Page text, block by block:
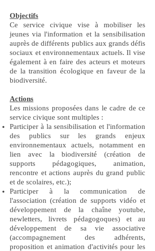
Objectifs
Ce service civique vise à mobiliser les
jeunes via l'information et la sensibilisation
auprès de différents publics aux grands défis
sociaux et environnementaux actuels. Il vise
également à en faire des acteurs et moteurs
de la transition écologique en faveur de la
biodiversité.
Actions
Les missions proposées dans le cadre de ce
service civique sont multiples :
Participer à la sensibilisation et l'information
des publics sur les grands enjeux
environnementaux actuels, notamment en
lien avec la biodiversité (création de
supports pédagogiques, animation,
rencontre et actions auprès du grand public
et de scolaires, etc.);
Participer à la communication de
l'association (création de supports vidéo et
développement de la chaîne youtube,
newletters, livrets pédagogoques) et au
développement de sa vie associative
(accompagnement des adhérents,
proposition et animation d'activités pour les